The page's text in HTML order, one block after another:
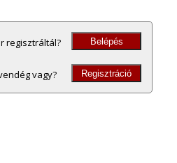
regisztráltál? Belépés
vagy? Regisztráció